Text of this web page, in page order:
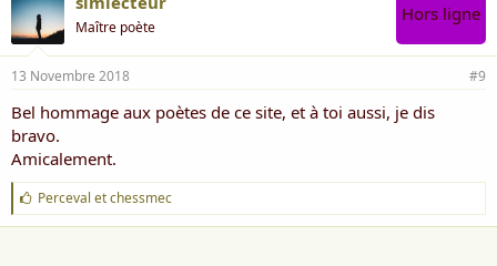
Maître poète
Hors ligne
13 Novembre 2018 #9
Bel hommage aux poètes de ce site, et à toi aussi, je dis
bravo.
Amicalement.
J
'
a
Perceval etchessmec